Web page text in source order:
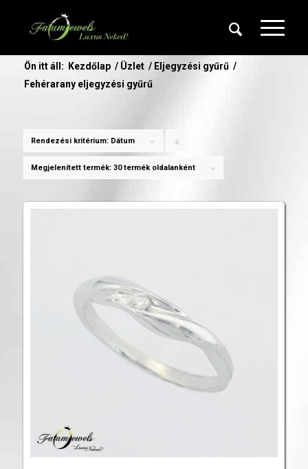
Ön itt áll: Kezdőlap / Üzlet / Eljegyzési gyűrű /
Fehérarany eljegyzési gyűrű
Rendezési kritérium: Dátum
products
Megjelenített termék: 30 termék oldalanként